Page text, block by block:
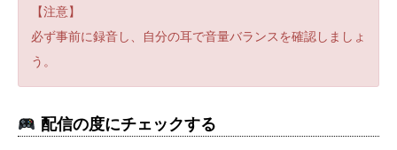
【注意】
必ず事前に録音し、自分の耳で音量バランスを確認しましょ
う。
配信の度にチェックする